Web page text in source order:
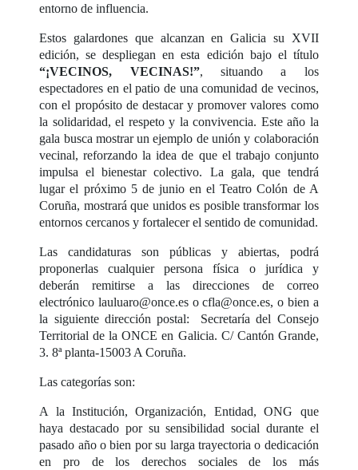
entorno de influencia.
Estos galardones que alcanzan en Galicia su XVII
edición, se despliegan en esta edición bajo el título
“¡VECINOS, VECINAS!”, situando a los
espectadores en el patio de una comunidad de vecinos,
con el propósito de destacar y promover valores como
la solidaridad, el respeto y la convivencia. Este año la
gala busca mostrar un ejemplo de unión y colaboración
vecinal, reforzando la idea de que el trabajo conjunto
impulsa el bienestar colectivo. La gala, que tendrá
lugar el próximo 5 de junio en el Teatro Colón de A
Coruña, mostrará que unidos es posible transformar los
entornos cercanos y fortalecer el sentido de comunidad.
Las candidaturas son públicas y abiertas, podrá
proponerlas cualquier persona física o jurídica y
deberán remitirse a las direcciones de correo
electrónico lauluaro@once.es o cfla@once.es, o bien a
la siguiente dirección postal: Secretaría del Consejo
Territorial de la ONCE en Galicia. C/ Cantón Grande,
3. 8ª planta-15003 A Coruña.
Las categorías son:
A la Institución, Organización, Entidad, ONG que
haya destacado por su sensibilidad social durante el
pasado año o bien por su larga trayectoria o dedicación
en pro de los derechos sociales de los más